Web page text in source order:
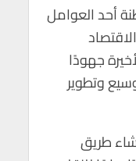
أحد العوامل
جهودًا
وتطوير
طريق